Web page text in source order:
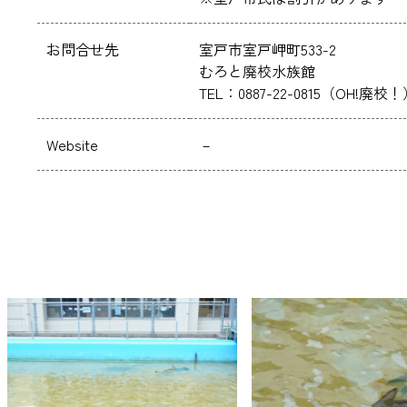
お問合せ先
室戸市室戸岬町533-2
むろと廃校水族館
TEL：0887-22-0815（OH!廃校
Website －